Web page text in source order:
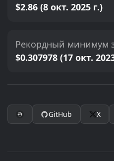
$2.86 (8 окт. 2025 г.)
Рекордный минимум
$0.307978 (17 окт.
GitHub X